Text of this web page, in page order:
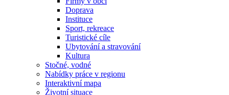
Doprava
Instituce
Sport, rekreace
Turistické cíle
Ubytování a stravování
Kultura
Stočné, vodné
Nabídky práce v regionu
Interaktivní mapa
Životní situace